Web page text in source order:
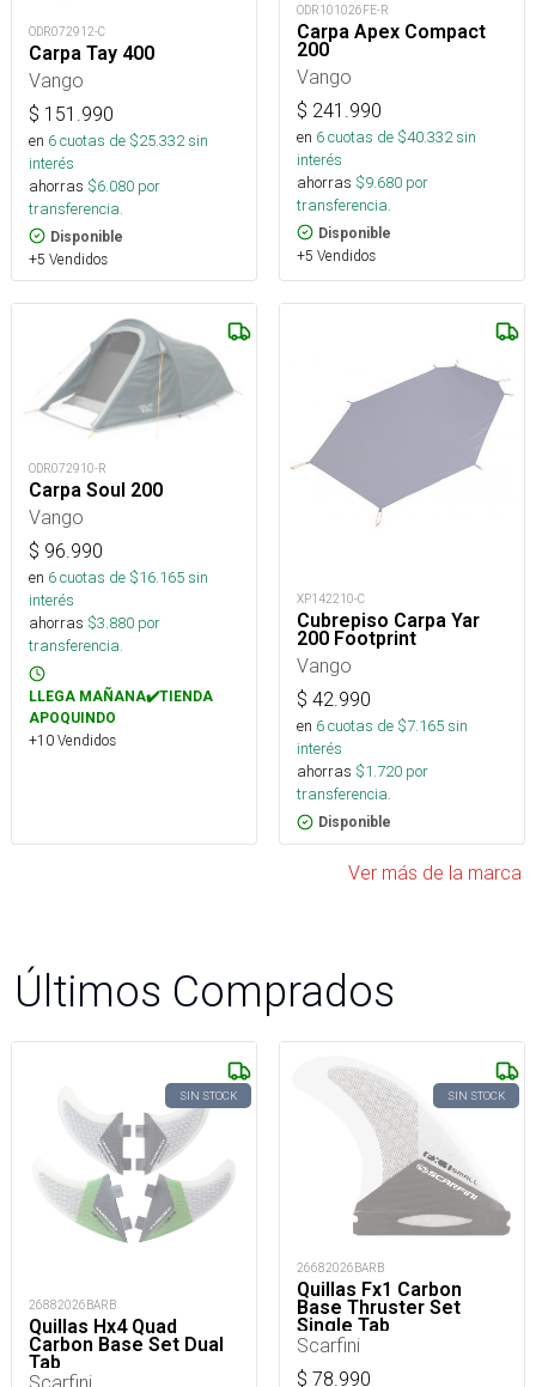
ODR072912-C
Carpa Tay 400
Vango
$ 151.990
en 6cuotas de $25.332sin
interés
ahorras $6.080 por
transferencia.
Disponible
+5 Vendidos
ODR101026FE-R
Carpa Apex Compact
200
Vango
$ 241.990
en 6cuotas de $40.332sin
interés
ahorras $9.680 por
transferencia.
Disponible
+5 Vendidos
ODR072910-R
Carpa Soul 200
Vango
$ 96.990
en 6cuotas de $16.165sin
interés
ahorras $3.880 por
transferencia.
LLEGA MAÑANA✔️TIENDA
APOQUINDO
+10 Vendidos
XP142210-C
Cubrepiso Carpa Yar
200 Footprint
Vango
$ 42.990
en 6cuotas de $7.165sin
interés
ahorras $1.720 por
transferencia.
Disponible
Ver más de la marca
Últimos Comprados
SIN STOCK
26882026BARB
Quillas Hx4 Quad
Carbon Base Set Dual
Tab
Scarfini
SIN STOCK
26682026BARB
Quillas Fx1 Carbon
Base Thruster Set
Single Tab
Scarfini
$ 78.990